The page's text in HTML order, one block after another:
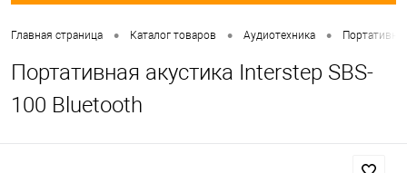
Главная страница • Каталог товаров • Аудиотехника •
Портативная акустика Interstep SBS-
100 Bluetooth